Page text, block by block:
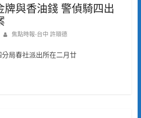
牌與香油錢 警偵騎四出
焦點時報-台中 許順德
分局春社派出所在二月廿